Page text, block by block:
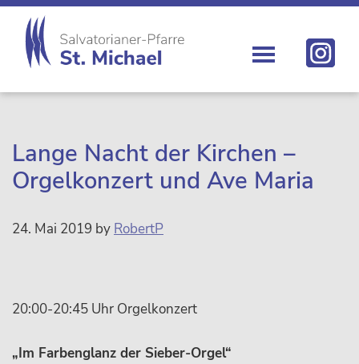
Zur
Hauptnavigation
springen
Skip
main
content
Zur
Hauptsidebar
springen
Zur
Fußzeile
springen
Michael
Michaelerkirche
Wiens
Lange Nacht der Kirchen –
Orgelkonzert und Ave Maria
24. Mai 2019 by RobertP
20:00-20:45 Uhr Orgelkonzert
„Im Farbenglanz der Sieber-Orgel“